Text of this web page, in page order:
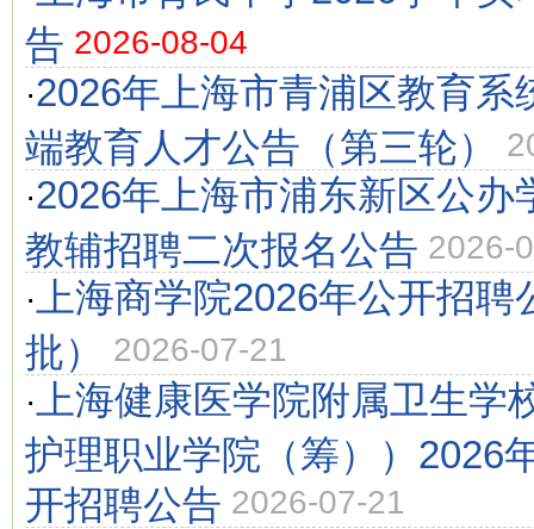
告 2026-08-04
·2026年上海市青浦区教育系
端教育人才公告（第三轮）
·2026年上海市浦东新区公办
教辅招聘二次报名公告 2026-
·
上海商学院2026年公开招聘
批）
2026-07-21
·
上海健康医学院附属卫生学
护理职业学院（筹））2026
开招聘公告 2026-07-21